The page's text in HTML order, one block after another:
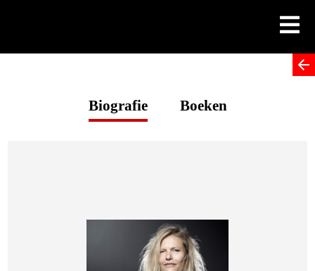
Biografie Boeken